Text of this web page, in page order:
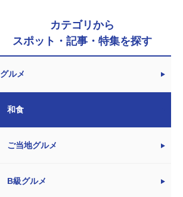
カテゴリから
スポット・記事・特集を探す
グルメ
和食
ご当地グルメ
B級グルメ